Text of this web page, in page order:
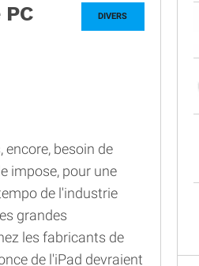
DIVERS
encore, besoin de
impose, pour une
de l'industrie
grandes
les fabricants de
de l'iPad devraient